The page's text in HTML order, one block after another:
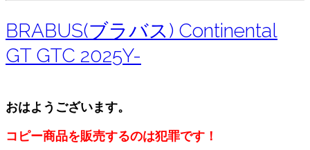
BRABUS(ブラバス) Continental
GT GTC 2025Y-
おはようございます。
コピー商品を販売するのは犯罪です！